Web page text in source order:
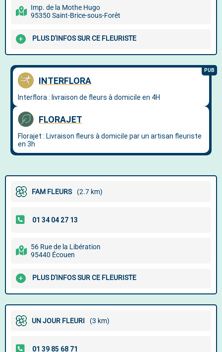
Imp. de la Mothe Hugo
95350 Saint-Brice-sous-Forêt
PLUS D'INFOS SUR CE FLEURISTE
FAM FLEURS (2.7 km)
56 Rue de la Libération
95440 Écouen
PLUS D'INFOS SUR CE FLEURISTE
UN JOUR FLEURI (3 km)